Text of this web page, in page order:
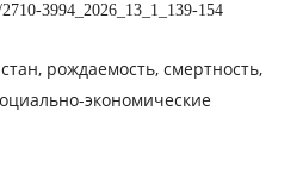
3994_2026_13_1_139-154
рождаемость, смертность,
экономические